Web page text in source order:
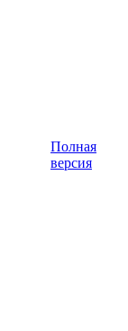
Полная
версия